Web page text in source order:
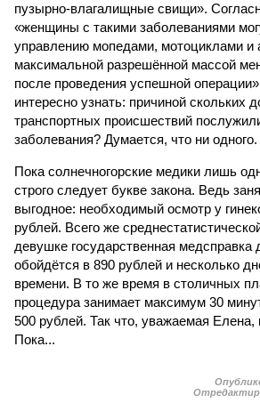
пузырно-влагалищные свищи».
«женщины с такими заболеваниями
управлению мопедами, мотоциклами и
максимальной разрешённой массой
после проведения успешной
интересно узнать: причиной скольких
транспортных происшествий
заболевания? Думается, что ни одного.
Пока солнечногорские медики лишь
строго следует букве закона. Ведь
выгодное: необходимый осмотр у
рублей. Всего же
девушке государственная
обойдётся в 890 рублей и несколько
времени. В то же время в столичных
процедура занимает максимум 30
500 рублей. Так что, уважаемая Елена,
Пока...